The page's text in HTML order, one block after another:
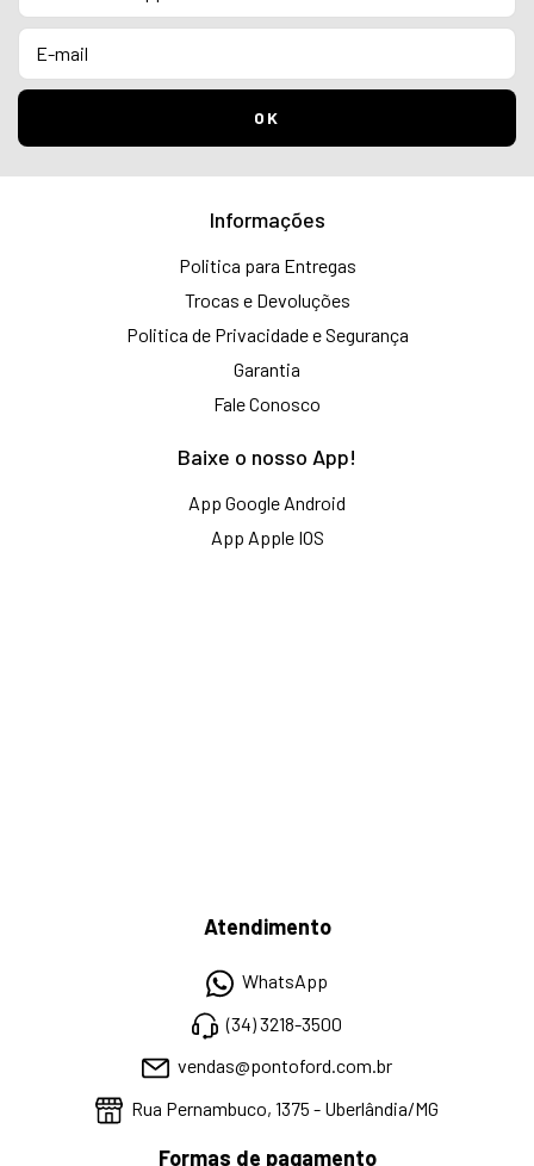
Informações
Politica para Entregas
Trocas e Devoluções
Politica de Privacidade e Segurança
Garantia
Fale Conosco
Baixe o nosso App!
App Google Android
App Apple IOS
Atendimento
WhatsApp
(34) 3218-3500
vendas@pontoford.com.br
Rua Pernambuco, 1375 - Uberlândia/MG
Formas de pagamento